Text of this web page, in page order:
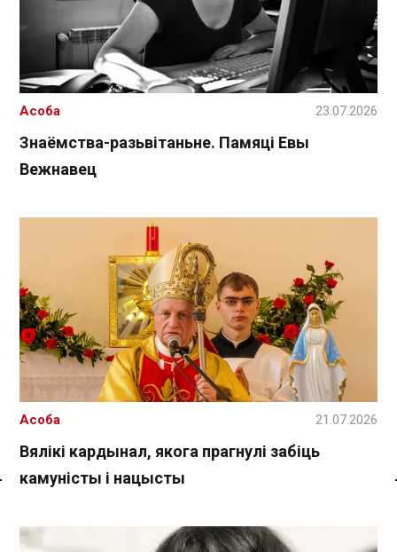
Знаёмства-разьвітаньне. Памяці Евы
Вежнавец
Асоба 23.07.2026
Вялікі кардынал, якога прагнулі забіць
камуністы і нацысты
Асоба 21.07.2026